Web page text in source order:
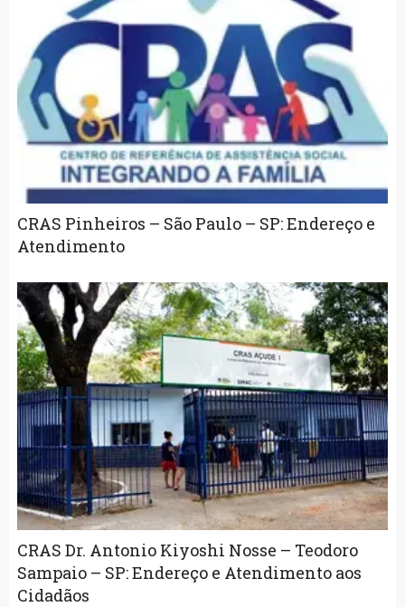
CRAS Pinheiros – São Paulo – SP: Endereço e
Atendimento
CRAS Dr. Antonio Kiyoshi Nosse – Teodoro
Sampaio – SP: Endereço e Atendimento aos
Cidadãos